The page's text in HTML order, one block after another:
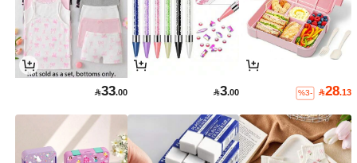
28.13
%3-
3.00
33.00